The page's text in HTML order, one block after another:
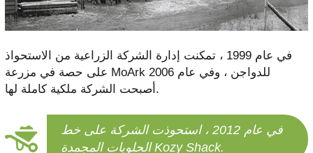
في عام 1999 ، تمكنت إدارة الشركة الزراعية من الاستحواذ
على حصة في مزرعة MoArk للدواجن ، وفي عام 2006
أصبحت الشركة ملكية كاملة لها.
في عام 2012 ، استحوذت الشركة على خط
الحلويات المجمدة Kozy Shack.